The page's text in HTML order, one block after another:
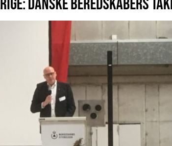
DANSKE BEREDSKABERS